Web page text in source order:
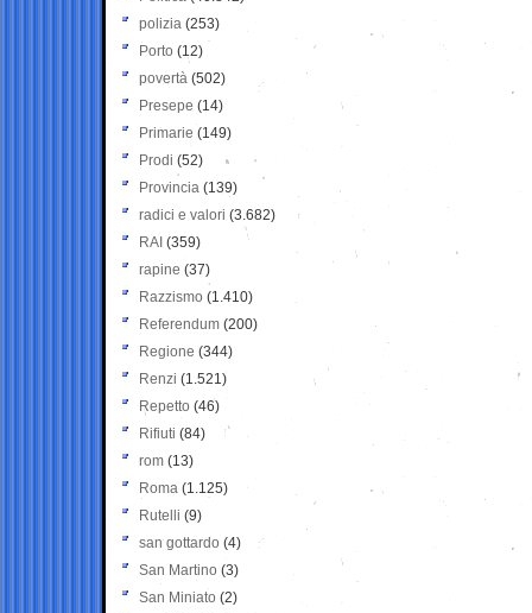
polizia (253)
Porto (12)
povertà (502)
Presepe (14)
Primarie (149)
Prodi (52)
Provincia (139)
radici e valori (3.682)
RAI (359)
rapine (37)
Razzismo (1.410)
Referendum (200)
Regione (344)
Renzi (1.521)
Repetto (46)
Rifiuti (84)
rom (13)
Roma (1.125)
Rutelli (9)
san gottardo (4)
San Martino (3)
San Miniato (2)